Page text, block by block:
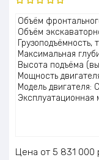
Оценка
5.00из 5
Объём
Объём
Грузоподъёмность,
Максимальная
Высота подъёма
Мощность
Модель двигателя:
Эксплуатационная
Цена 5 831 000